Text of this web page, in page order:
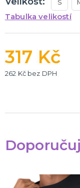
S
Tabulka velikostí
317 Kč
262 Kč bez DPH